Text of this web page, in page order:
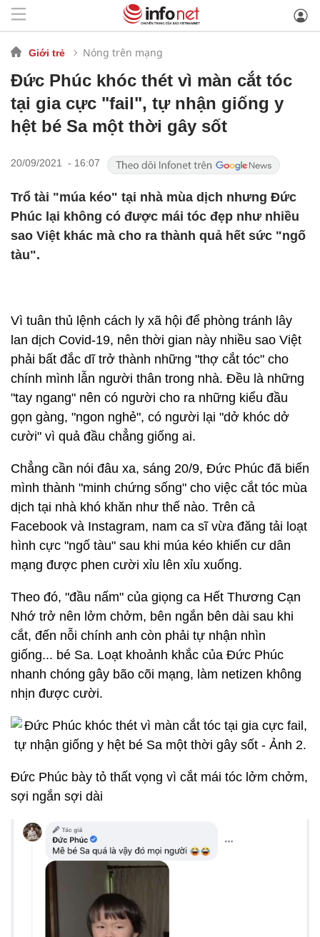
Giới trẻ Nóng trên mạng
Đức Phúc khóc thét vì màn cắt tóc
tại gia cực "fail", tự nhận giống y
hệt bé Sa một thời gây sốt
20/09/2021 - 16:07
Trổ tài "múa kéo" tại nhà mùa dịch nhưng Đức
Phúc lại không có được mái tóc đẹp như nhiều
sao Việt khác mà cho ra thành quả hết sức "ngố
tàu".
Vì tuân thủ lệnh cách ly xã hội để phòng tránh lây
lan dịch Covid-19, nên thời gian này nhiều sao Việt
phải bất đắc dĩ trở thành những "thợ cắt tóc" cho
chính mình lẫn người thân trong nhà. Đều là những
"tay ngang" nên có người cho ra những kiểu đầu
gọn gàng, "ngon nghẻ", có người lại "dở khóc dở
cười" vì quả đầu chẳng giống ai.
Chẳng cần nói đâu xa, sáng 20/9, Đức Phúc đã biến
mình thành "minh chứng sống" cho việc cắt tóc mùa
dịch tại nhà khó khăn như thế nào. Trên cả
Facebook và Instagram, nam ca sĩ vừa đăng tải loạt
hình cực "ngố tàu" sau khi múa kéo khiến cư dân
mạng được phen cười xỉu lên xỉu xuống.
Theo đó, "đầu nấm" của giọng ca Hết Thương Cạn
Nhớ trở nên lởm chởm, bên ngắn bên dài sau khi
cắt, đến nỗi chính anh còn phải tự nhận nhìn
giống... bé Sa. Loạt khoảnh khắc của Đức Phúc
nhanh chóng gây bão cõi mạng, làm netizen không
nhịn được cười.
Đức Phúc bày tỏ thất vọng vì cắt mái tóc lởm chởm,
sợi ngắn sợi dài